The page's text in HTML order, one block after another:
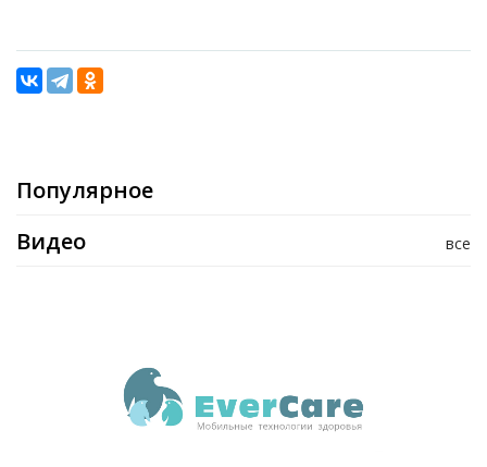
Популярное
все
Видео